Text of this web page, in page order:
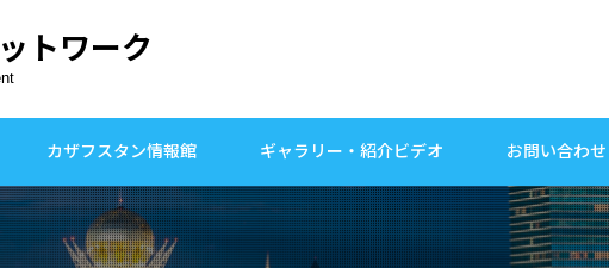
トワーク
カザフスタン情報館 ギャラリー・紹介ビデオ お問い合わせ